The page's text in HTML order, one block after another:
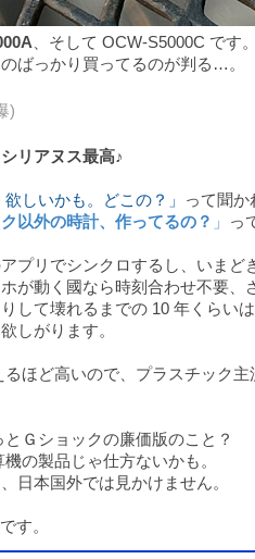
、そして OCW-S5000C です。
ばっかり買ってるのが判る…。
)
リアヌス最高♪
しいかも。どこの？」 って聞か
以外の時計、作ってるの？ 」 っ
プリでシンクロするし、いまど
が動く國なら時刻合わせ不要、
して壊れるまでの 10 年くらい
しがります。
ほど高いので、プラスチック
Ｇショックの廉価版のこと？
の製品じゃ仕方ないかも。
日本国外では見かけません。
す。